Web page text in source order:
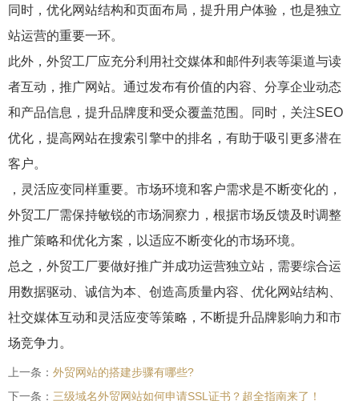
同时，优化网站结构和页面布局，提升用户体验，也是独立
站运营的重要一环。
此外，外贸工厂应充分利用社交媒体和邮件列表等渠道与读
者互动，推广网站。通过发布有价值的内容、分享企业动态
和产品信息，提升品牌度和受众覆盖范围。同时，关注SEO
优化，提高网站在搜索引擎中的排名，有助于吸引更多潜在
客户。
，灵活应变同样重要。市场环境和客户需求是不断变化的，
外贸工厂需保持敏锐的市场洞察力，根据市场反馈及时调整
推广策略和优化方案，以适应不断变化的市场环境。
总之，外贸工厂要做好推广并成功运营独立站，需要综合运
用数据驱动、诚信为本、创造高质量内容、优化网站结构、
社交媒体互动和灵活应变等策略，不断提升品牌影响力和市
场竞争力。
上一条： 外贸网站的搭建步骤有哪些?
下一条： 三级域名外贸网站如何申请SSL证书？超全指南来了！